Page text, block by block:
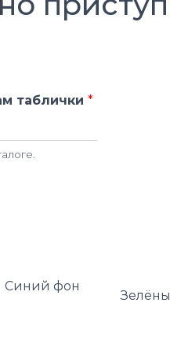
таблички *
Синий фон